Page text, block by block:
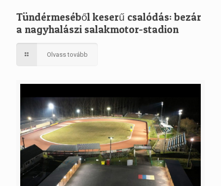
Tündérmeséből keserű csalódás: bezár
a nagyhalászi salakmotor-stadion
Olvass tovább